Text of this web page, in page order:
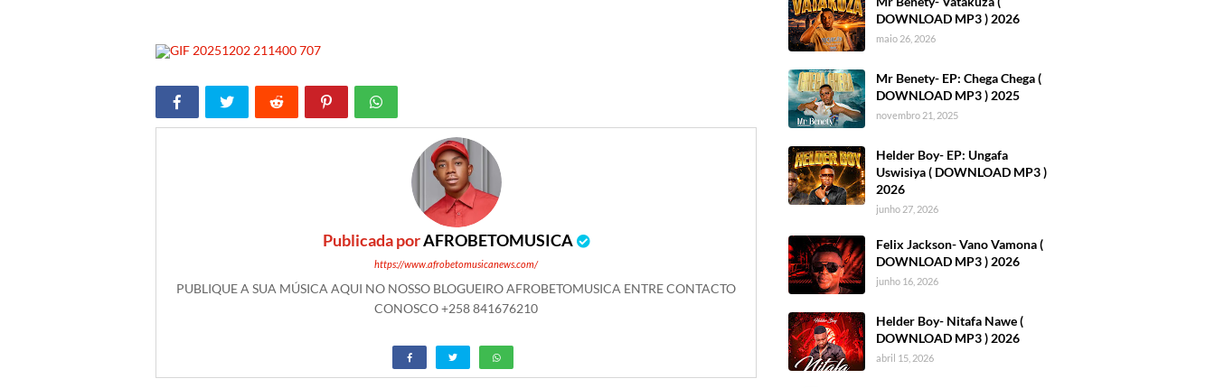
Publicada porAFROBETOMUSICA
https://www.afrobetomusicanews.com/
PUBLIQUE A SUA MÚSICA AQUI NO NOSSO BLOGUEIRO AFROBETOMUSICA ENTRE CONTACTO
CONOSCO +258 841676210
DOWNLOAD MP3 ) 2026
maio 26, 2026
Mr Benety- EP: Chega Chega (
DOWNLOAD MP3 ) 2025
novembro 21, 2025
Helder Boy- EP: Ungafa
Uswisiya ( DOWNLOAD MP3 )
2026
junho 27, 2026
Felix Jackson- Vano Vamona (
DOWNLOAD MP3 ) 2026
junho 16, 2026
Helder Boy- Nitafa Nawe (
DOWNLOAD MP3 ) 2026
abril 15, 2026